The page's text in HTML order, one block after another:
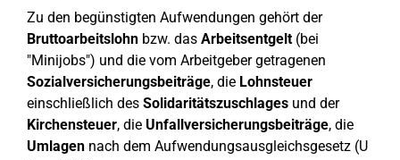
Zu den begünstigten Aufwendungen gehört der
Bruttoarbeitslohn bzw. das Arbeitsentgelt(bei
"Minijobs") und die vom Arbeitgeber getragenen
Sozialversicherungsbeiträge, die Lohnsteuer
einschließlich des Solidaritätszuschlages und der
Kirchensteuer, die Unfallversicherungsbeiträge, die
Umlagen nach dem Aufwendungsausgleichsgesetz (U